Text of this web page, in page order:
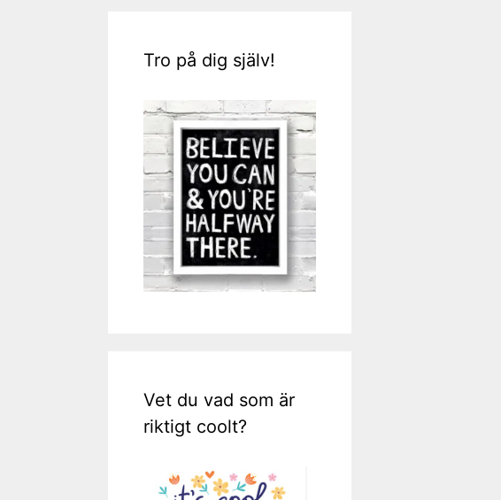
Tro på dig själv!
Vet du vad som är
riktigt coolt?